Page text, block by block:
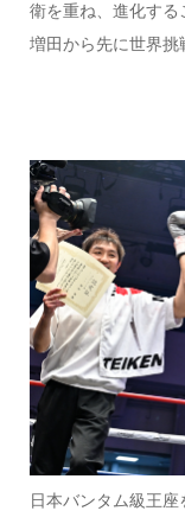
衛を重ね、進化する
増田から先に世界挑
日本バンタム級王座